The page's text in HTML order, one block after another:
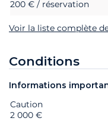
200 € / réservation
Voir la liste complète
Conditions
Informations
Extras Statut
Caution
2 000 €